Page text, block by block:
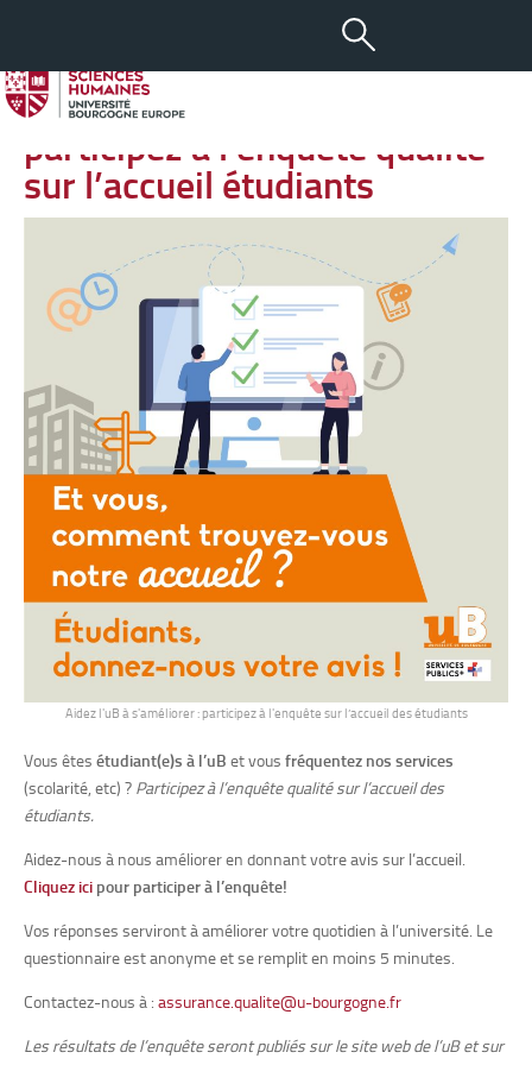
aA - +
19 FÉV 2024
Aidez l’uB à s’améliorer :
participez à l’enquête qualité
sur l’accueil étudiants
Aidez l'uB à s'améliorer : participez à l'enquête sur l’accueil des étudiants
Vous êtes étudiant(e)s à l’uB et vous fréquentez nos services
(scolarité, etc) ? Participez à l’enquête qualité sur l’accueil des
étudiants.
Aidez-nous à nous améliorer en donnant votre avis sur l’accueil.
Cliquez ici pour participer à l’enquête!
Vos réponses serviront à améliorer votre quotidien à l’université. Le
questionnaire est anonyme et se remplit en moins 5 minutes.
Contactez-nous à : assurance.qualite@u-bourgogne.fr
Les résultats de l’enquête seront publiés sur le site web de l’uB et sur